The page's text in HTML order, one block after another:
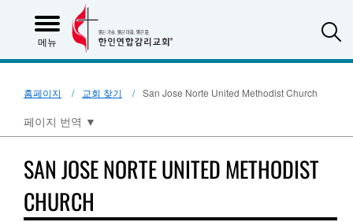
메뉴
홈페이지 교회 찾기 San Jose Norte United Methodist Church
페이지 번역 ▼
SAN JOSE NORTE UNITED METHODIST
CHURCH